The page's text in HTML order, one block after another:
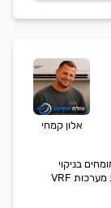
אלון קמחי
בניקוי
מזגנים, מכירה והתקנת מזגנים, בפרט בתכנון והתקנת מערכות VRF